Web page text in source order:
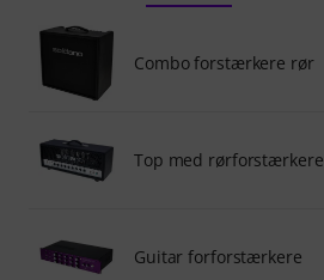
Combo forstærkere rør
Top med rørforstærkere
Guitar forforstærkere